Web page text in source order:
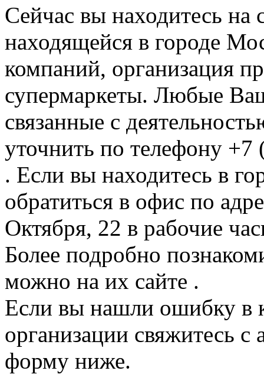
Сейчас вы находитесь на
находящейся в городе
компаний, организация
супермаркеты. Любые
связанные с
уточнить по телефону
. Если вы находитесь в
обратиться в офис по
Октября, 22 в рабочие
Более подробно
можно на их сайте .
Если вы нашли ошибку в
организации свяжитесь
форму ниже.